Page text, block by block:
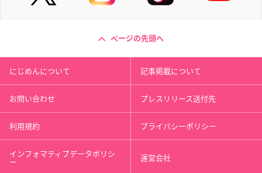
ページの先頭へ
にじめんについて 記事掲載について
お問い合わせ プレスリリース送付先
利用規約 プライバシーポリシー
インフォマティブデータポリシ
ー 運営会社